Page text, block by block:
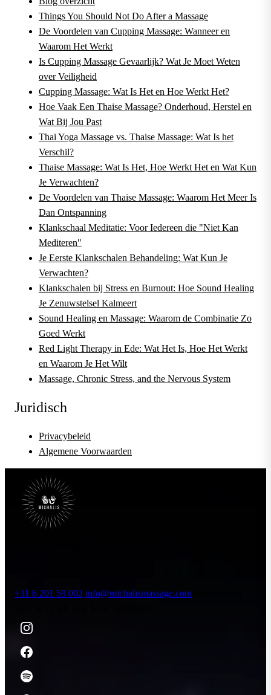
Things You Should Not Do After a Massage
De Voordelen van Cupping Massage: Wanneer en
Waarom Het Werkt
Is Cupping Massage Gevaarlijk? Wat Je Moet Weten
over Veiligheid
Cupping Massage: Wat Is Het en Hoe Werkt Het?
Hoe Vaak Een Thaise Massage? Onderhoud, Herstel en
Wat Bij Jou Past
Thai Yoga Massage vs. Thaise Massage: Wat Is het
Verschil?
Thaise Massage: Wat Is Het, Hoe Werkt Het en Wat Kun
Je Verwachten?
De Voordelen van Thaise Massage: Waarom Het Meer Is
Dan Ontspanning
Klankschaal Meditatie: Voor Iedereen die "Niet Kan
Mediteren"
Je Eerste Klankschalen Behandeling: Wat Kun Je
Verwachten?
Klankschalen bij Stress en Burnout: Hoe Sound Healing
Je Zenuwstelsel Kalmeert
Sound Healing en Massage: Waarom de Combinatie Zo
Goed Werkt
Red Light Therapy in Ede: Wat Het Is, Hoe Het Werkt
en Waarom Je Het Wilt
Massage, Chronic Stress, and the Nervous System
Juridisch
Privacybeleid
Algemene Voorwaarden
+31 6 201 59 002 info@michalismassage.com